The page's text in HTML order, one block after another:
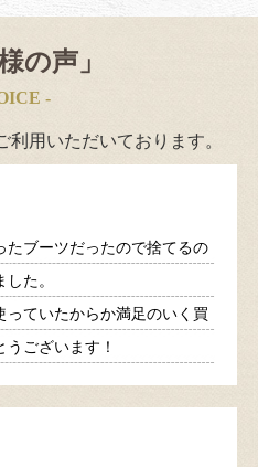
の声」
-
用いただいております。
たブーツだったので捨てるの
た。
ていたからか満足のいく買
ございます！